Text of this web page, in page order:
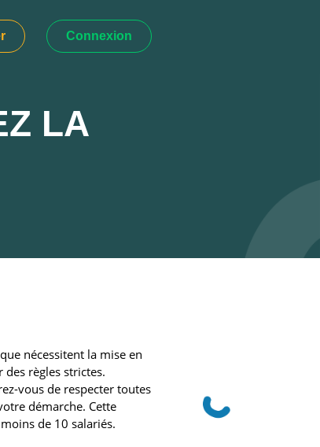
Connexion
LA
nécessitent la mise en
règles strictes.
vous de respecter toutes
démarche. Cette
de 10 salariés.